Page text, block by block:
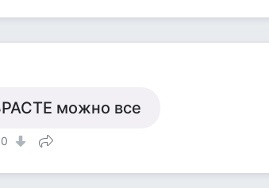
можно все
0